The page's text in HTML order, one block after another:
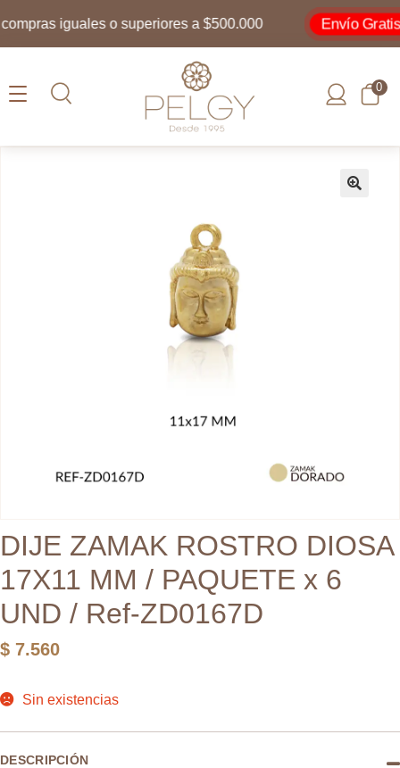
iguales o superiores a $500.000 Envío Gratis
0
DIJE ZAMAK ROSTRO DIOSA
17X11 MM / PAQUETE x 6
UND / Ref-ZD0167D
$ 7.560
Sin existencias
DESCRIPCIÓN